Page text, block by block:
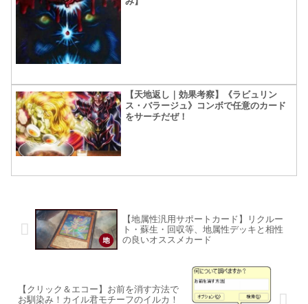
【天地返し｜効果考察】《ラビュリン
ス・バラージュ》コンボで任意のカード
をサーチだぜ！
【地属性汎用サポートカード】リクルー
ト・蘇生・回収等、地属性デッキと相性
の良いオススメカード
【クリック＆エコー】お前を消す方法で
お馴染み！カイル君モチーフのイルカ！